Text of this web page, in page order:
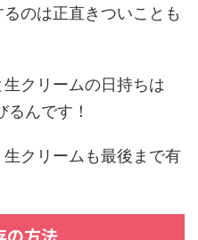
のは正直きついことも
クリームの日持ちは
んです！
クリームも最後まで有